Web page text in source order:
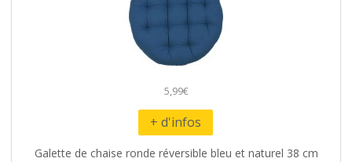
5,99€
+ d'infos
Galette de chaise ronde réversible bleu et naturel 38 cm